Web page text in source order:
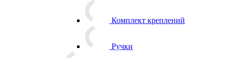
Комплект креплений
Ручки